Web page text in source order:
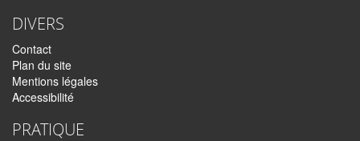
DIVERS
Contact
Plan du site
Mentions légales
Accessibilité
PRATIQUE